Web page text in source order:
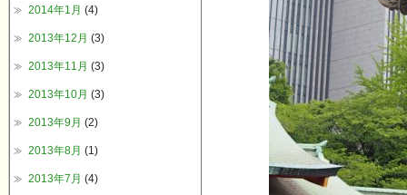
2014年1月 (4)
2013年12月 (3)
2013年11月 (3)
2013年10月 (3)
2013年9月 (2)
2013年8月 (1)
2013年7月 (4)